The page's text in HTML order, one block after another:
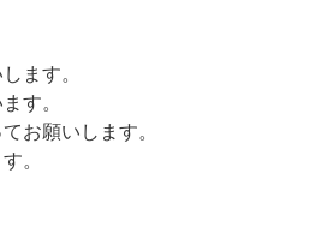
ます。
す。
お願いします。
。